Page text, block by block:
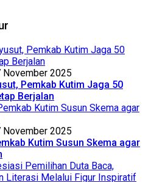
November 2025
Pemkab Kutim Jaga 50
Berjalan
November 2025
Kutim Susun Skema agar